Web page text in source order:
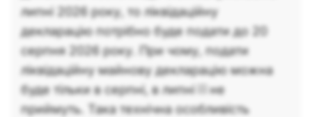
липні 2026 року, то ліквідаційну
декларацію потрібно буде подати до 20
серпня 2026 року. При чому, подати
ліквідаційну майнову декларацію можна
буде тільки в серпні, в липні її не
приймуть. Така технічна особливість